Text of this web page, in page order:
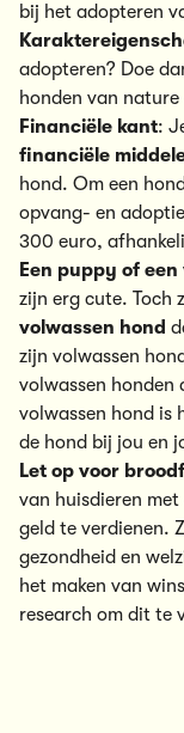
bij het adopteren
adopteren? Doe
honden van nature
Financiële kant:
financiële
hond. Om een
opvang- en
300 euro,
Een puppy of
zijn erg cute. Toch
volwassen hond
zijn volwassen
volwassen honden
volwassen hond is
de hond bij jou en
Let op voor
van huisdieren
geld te verdienen.
gezondheid en
het maken van
research om dit te